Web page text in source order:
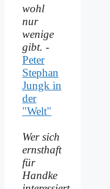
wohl
nur
wenige
gibt. -
Peter
Stephan
Jungk in
der
"Welt"
Wer sich
ernsthaft
für
Handke